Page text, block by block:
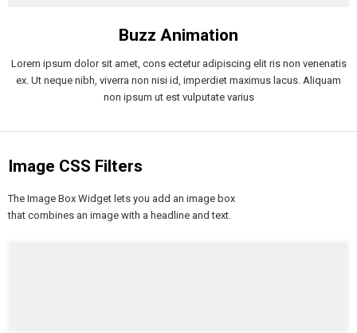
Buzz Animation
Lorem ipsum dolor sit amet, cons ectetur adipiscing elit ris non venenatis
ex. Ut neque nibh, viverra non nisi id, imperdiet maximus lacus. Aliquam
non ipsum ut est vulputate varius
Image CSS Filters
The Image Box Widget lets you add an image box
that combines an image with a headline and text.